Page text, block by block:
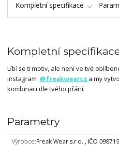
Kompletní specifikace
Kompletní
Líbí se ti motiv, ale není ve tvé
instagram @freakwearcz a my
kombinaci dle tvého přání.
Parametry
Výrobce Freak Wear s.r.o. , IČO